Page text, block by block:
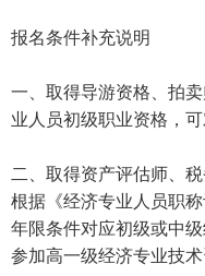
报名条件补充说明
一、取得导游资格、拍
业人员初级职业资格，
二、取得资产评估师、
根据《经济专业人员职
年限条件对应初级或中
参加高一级经济专业技术